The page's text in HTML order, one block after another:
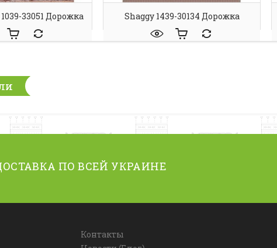
33051 Дорожка Shaggy 1439-30134 Дорожка
ПО ВСЕЙ УКРАИНЕ
Контакты